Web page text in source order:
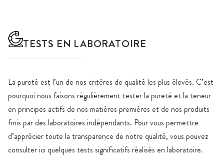
TESTS EN LABORATOIRE
La pureté est l’un de nos critères de qualité les plus élevés. C’est
pourquoi nous faisons régulièrement tester la pureté et la teneur
en principes actifs de nos matières premières et de nos produits
finis par des laboratoires indépendants. Pour vous permettre
d’apprécier toute la transparence de notre qualité, vous pouvez
consulter ici quelques tests significatifs réalisés en laboratoire.